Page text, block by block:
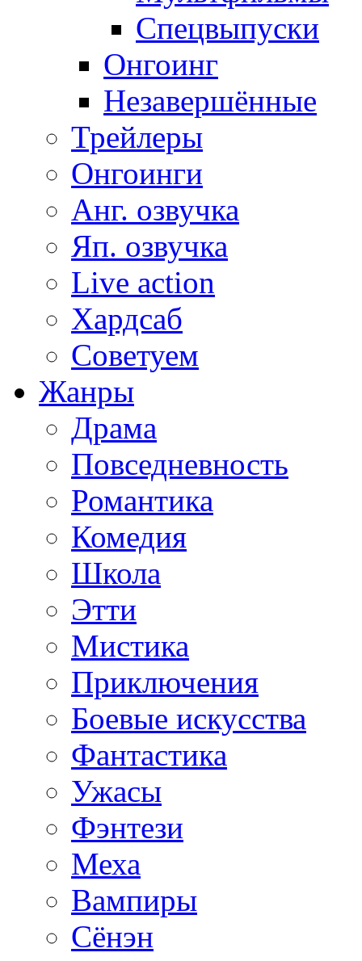
Спецвыпуски
Онгоинг
Незавершённые
Трейлеры
Онгоинги
Анг. озвучка
Яп. озвучка
Live action
Хардсаб
Советуем
Жанры
Драма
Повседневность
Романтика
Комедия
Школа
Этти
Мистика
Приключения
Боевые искусства
Фантастика
Ужасы
Фэнтези
Меха
Вампиры
Сёнэн